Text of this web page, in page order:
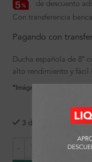
de descuento
Con transferencia
Pagando con
Ducha española de 8″
alto rendimiento y fácil
*Imágenes referenciales
3 disponibles